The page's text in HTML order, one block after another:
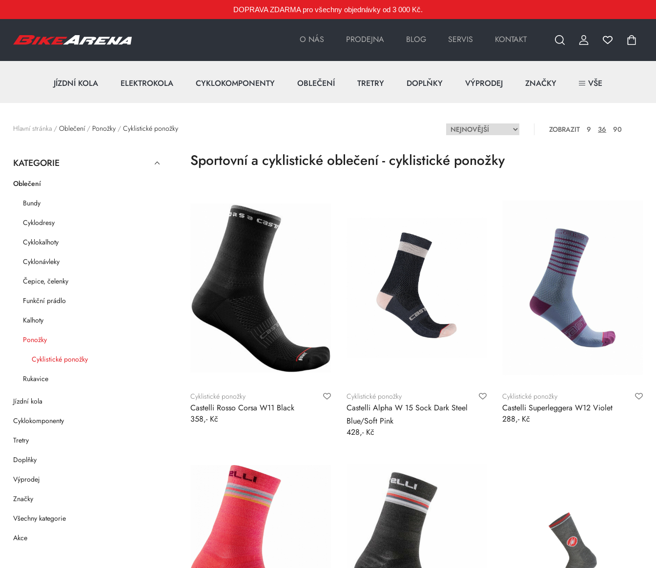
DOPRAVA ZDARMA pro všechny objednávky od 3 000 Kč.
O NÁS PRODEJNA BLOG SERVIS KONTAKT
JÍZDNÍ KOLA ELEKTROKOLA CYKLOKOMPONENTY OBLEČENÍ TRETRY DOPLŇKY VÝPRODEJ ZNAČKY VŠE
Hlavní stránka/ Oblečení/ Ponožky/ Cyklistické ponožky ZOBRAZIT 9 36 90
KATEGORIE
Oblečení
Bundy
Cyklodresy
Cyklokalhoty
Cyklonávleky
Čepice, čelenky
Funkční prádlo
Kalhoty
Ponožky
Cyklistické ponožky
Rukavice
Jízdní kola
Cyklokomponenty
Tretry
Doplňky
Výprodej
Značky
Všechny kategorie
Akce
Sportovní a cyklistické oblečení - cyklistické ponožky
Cyklistické ponožky
Castelli Rosso Corsa W11 Black
358,- Kč
Cyklistické ponožky
Castelli Alpha W 15 Sock Dark Steel
Blue/Soft Pink
428,- Kč
Cyklistické ponožky
Castelli Superleggera W12 Violet
288,- Kč